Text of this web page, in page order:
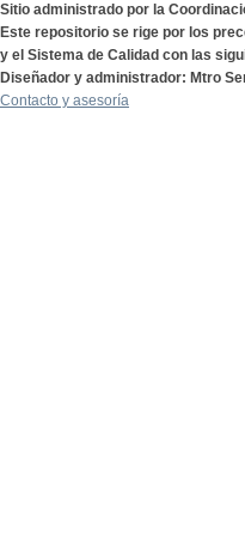
Sitio administrado por la
Este repositorio se rige por los
y el Sistema de Calidad con las
Diseñador y administrador: Mtro
Contacto y asesoría